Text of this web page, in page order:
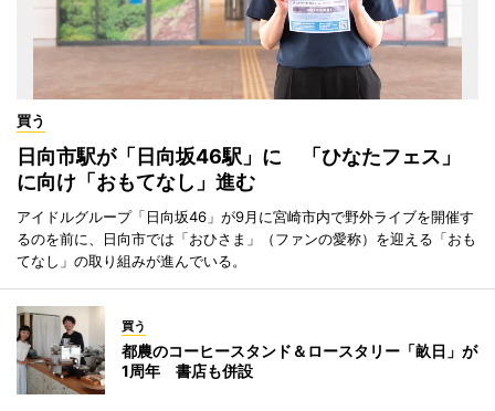
買う
日向市駅が「日向坂46駅」に 「ひなたフェス」
に向け「おもてなし」進む
アイドルグループ「日向坂46」が9月に宮崎市内で野外ライブを開催す
るのを前に、日向市では「おひさま」（ファンの愛称）を迎える「おも
てなし」の取り組みが進んでいる。
買う
都農のコーヒースタンド＆ロースタリー「畝日」が
1周年 書店も併設